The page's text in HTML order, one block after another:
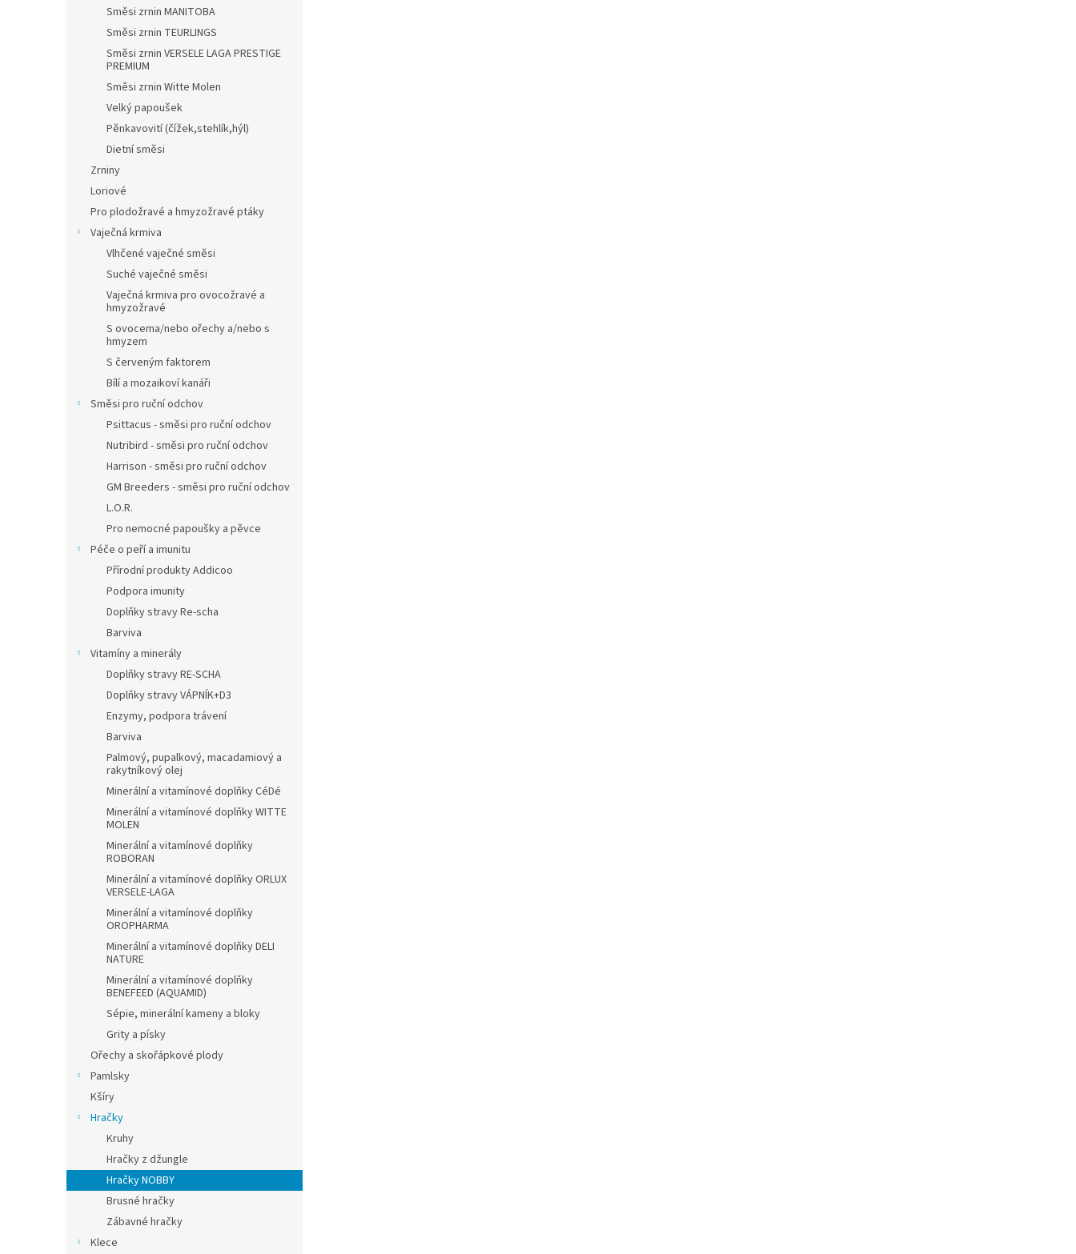
Směsi zrnin MANITOBA
Směsi zrnin TEURLINGS
Směsi zrnin VERSELE LAGA PRESTIGE
PREMIUM
Směsi zrnin Witte Molen
Velký papoušek
Pěnkavovití (čížek,stehlík,hýl)
Dietní směsi
Zrniny
Loriové
Pro plodožravé a hmyzožravé ptáky
Vaječná krmiva
Vlhčené vaječné směsi
Suché vaječné směsi
Vaječná krmiva pro ovocožravé a
hmyzožravé
S ovocema/nebo ořechy a/nebo s
hmyzem
S červeným faktorem
Bílí a mozaikoví kanáři
Směsi pro ruční odchov
Psittacus - směsi pro ruční odchov
Nutribird - směsi pro ruční odchov
Harrison - směsi pro ruční odchov
GM Breeders - směsi pro ruční odchov
L.O.R.
Pro nemocné papoušky a pěvce
Péče o peří a imunitu
Přírodní produkty Addicoo
Podpora imunity
Doplňky stravy Re-scha
Barviva
Vitamíny a minerály
Doplňky stravy RE-SCHA
Doplňky stravy VÁPNÍK+D3
Enzymy, podpora trávení
Barviva
Palmový, pupalkový, macadamiový a
rakytníkový olej
Minerální a vitamínové doplňky CéDé
Minerální a vitamínové doplňky WITTE
MOLEN
Minerální a vitamínové doplňky
ROBORAN
Minerální a vitamínové doplňky ORLUX
VERSELE-LAGA
Minerální a vitamínové doplňky
OROPHARMA
Minerální a vitamínové doplňky DELI
NATURE
Minerální a vitamínové doplňky
BENEFEED (AQUAMID)
Sépie, minerální kameny a bloky
Grity a písky
Ořechy a skořápkové plody
Pamlsky
Kšíry
Hračky
Kruhy
Hračky z džungle
Hračky NOBBY
Brusné hračky
Zábavné hračky
Klece